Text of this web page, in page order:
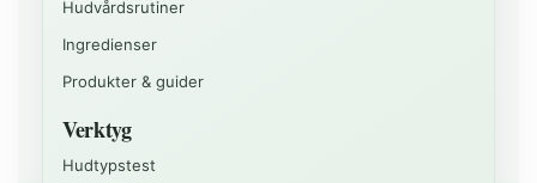
Hudvårdsrutiner
Ingredienser
Produkter & guider
Verktyg
Hudtypstest